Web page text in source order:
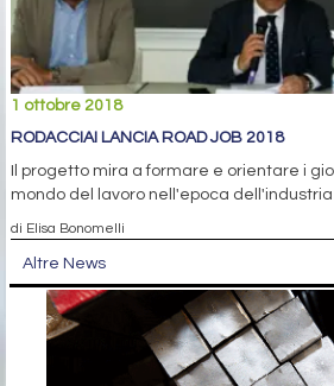
1 ottobre 2018
RODACCIAI LANCIA ROAD JOB 2018
Il progetto mira a formare e orientare i
mondo del lavoro nell'epoca dell'industria
di Elisa Bonomelli
Altre News